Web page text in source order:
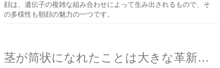
顔は、遺伝子の複雑な組み合わせによって生み出されるもので、そ
の多様性も朝顔の魅力の一つです。
茎が筒状になれたことは大きな革新だったはず